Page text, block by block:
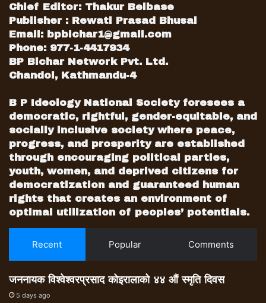
Chief Editor: Thakur Belbase
Publisher : Rewati Prasad Bhusal
Email: bpbichar1@gmail.com
Phone: 977-1-4417934
BP Bichar Network Pvt. Ltd.
Chandol, Kathmandu-4
B P Ideology National Society foresees a
democratic, rightful, gender-equitable, and
socially inclusive society where peace,
progress, and prosperity are established
through encouraging political parties,
youth, women, and deprived citizens for
democratization and guaranteed human
rights that creates an environment of
optimal utilization of peoples’ potentials.
Recent Popular Comments
जननायक विश्वेश्वरप्रसाद कोइरालाको ४४ औं स्मृति दिवस
5 days ago